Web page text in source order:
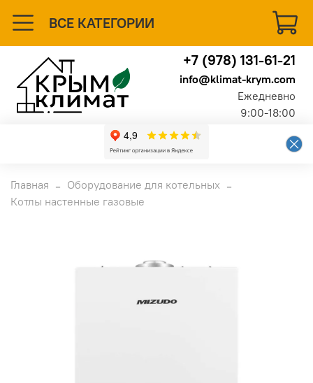
ВСЕ КАТЕГОРИИ
+7 (978) 131-61-21
info@klimat-krym.com
Ежедневно
9:00-18:00
Главная
Оборудование для котельных
Котлы настенные газовые